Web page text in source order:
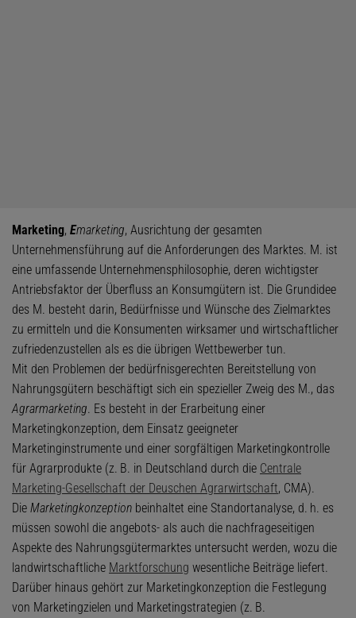
Marketing, Emarketing, Ausrichtung der gesamten
Unternehmensführung auf die Anforderungen des Marktes. M. ist
eine umfassende Unternehmensphilosophie, deren wichtigster
Antriebsfaktor der Überfluss an Konsumgütern ist. Die Grundidee
des M. besteht darin, Bedürfnisse und Wünsche des Zielmarktes
zu ermitteln und die Konsumenten wirksamer und wirtschaftlicher
zufriedenzustellen als es die übrigen Wettbewerber tun.
Mit den Problemen der bedürfnisgerechten Bereitstellung von
Nahrungsgütern beschäftigt sich ein spezieller Zweig des M., das
Agrarmarketing. Es besteht in der Erarbeitung einer
Marketingkonzeption, dem Einsatz geeigneter
Marketinginstrumente und einer sorgfältigen Marketingkontrolle
für Agrarprodukte (z. B. in Deutschland durch die Centrale
Marketing-Gesellschaft der Deuschen Agrarwirtschaft, CMA).
Die Marketingkonzeption beinhaltet eine Standortanalyse, d. h. es
müssen sowohl die angebots- als auch die nachfrageseitigen
Aspekte des Nahrungsgütermarktes untersucht werden, wozu die
landwirtschaftliche Marktforschung wesentliche Beiträge liefert.
Darüber hinaus gehört zur Marketingkonzeption die Festlegung
von Marketingzielen und Marketingstrategien (z. B.